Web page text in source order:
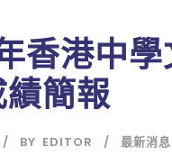
香港中學
簡報
BY EDITOR 最新消息